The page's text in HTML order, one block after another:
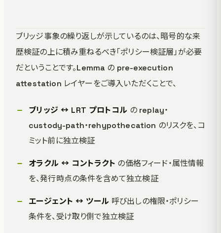
ブリッジ事象の繰り返しが示しているのは、暗号的な来
歴検証の上に積み重ねるべき「ポリシー検証層」が必要
だということです。Lemma の pre-execution
attestation レイヤーをご導入いただくことで、
ブリッジ ↔ LRT プロトコル の replay・
custody-path・rehypothecation のリスクを、コ
ミット前に独立検証
オラクル ↔ コントラクト の価格フィード・属性情報
を、発行時点の条件を含めて独立検証
エージェント ↔ ツール 呼び出しの権限・ポリシー
条件を、受け取り側で独立検証